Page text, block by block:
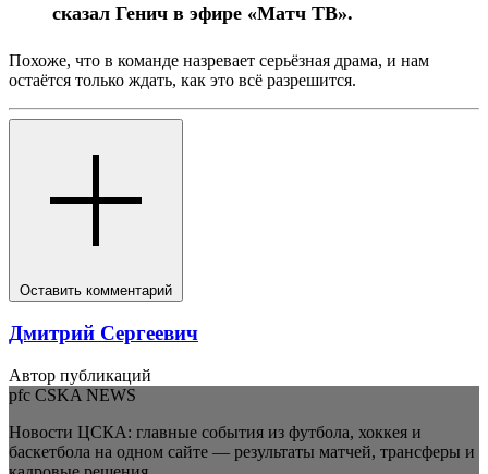
сказал Генич в эфире «Матч ТВ».
Похоже, что в команде назревает серьёзная драма, и нам
остаётся только ждать, как это всё разрешится.
Оставить комментарий
Дмитрий Сергеевич
Автор публикаций
pfc CSKA NEWS
Новости ЦСКА: главные события из футбола, хоккея и
баскетбола на одном сайте — результаты матчей, трансферы и